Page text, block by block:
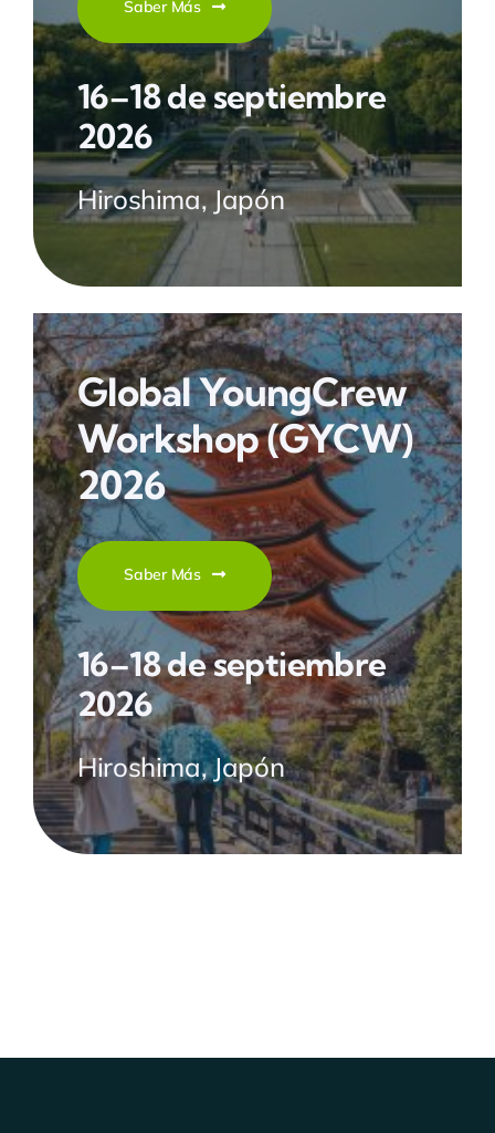
Saber Más
16–18 de septiembre
2026
Hiroshima, Japón
Global YoungCrew
Workshop(GYCW)
2026
Saber Más
16–18 de septiembre
2026
Hiroshima, Japón